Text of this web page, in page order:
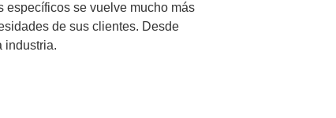
específicos se vuelve mucho más
de sus clientes. Desde
industria.